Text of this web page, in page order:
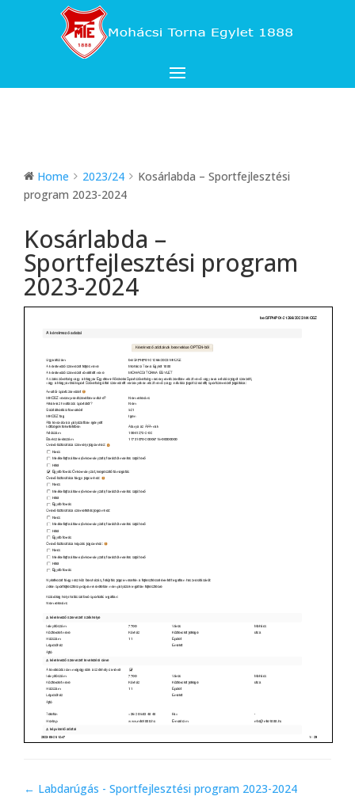
Home 2023/24
Kosárlabda – Sportfejlesztési
program 2023-2024
Kosárlabda –
Sportfejlesztési program
2023-2024
Doc
← Labdarúgás - Sportfejlesztési program 2023-2024